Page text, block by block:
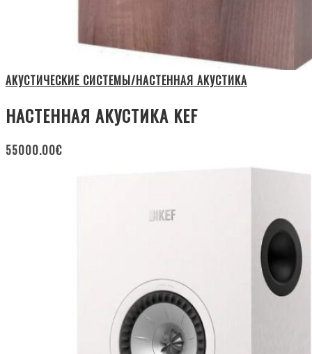
АКУСТИЧЕСКИЕ СИСТЕМЫ/НАСТЕННАЯ АКУСТИКА
НАСТЕННАЯ АКУСТИКА KEF
55000.00€